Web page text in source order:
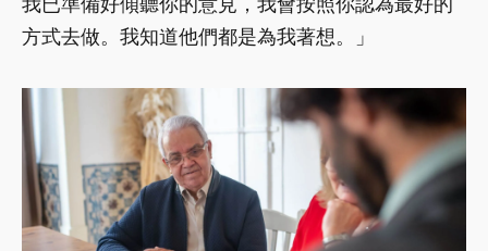
方式去做。我知道他們都是為我著想。」